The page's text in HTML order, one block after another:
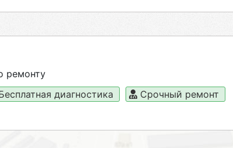
ремонту
диагностика
Срочный ремонт